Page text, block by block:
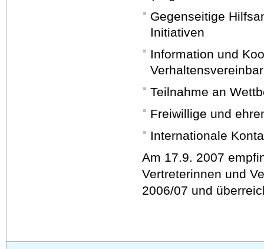
Gegenseitige
Initiativen
Information und
Teilnahme an
Freiwillige und
Internationale
Am 17.9. 2007
Vertreterinnen und
2006/07 und